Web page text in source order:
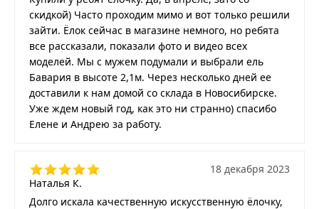
скидкой) Часто проходим мимо и вот только решили
зайти. Ёлок сейчас в магазине немного, но ребята
все рассказали, показали фото и видео всех
моделей. Мы с мужем подумали и выбрали ель
Бавария в высоте 2,1м. Через несколько дней ее
доставили к нам домой со склада в Новосибирске.
Уже ждем новый год, как это ни странно) спасибо
Елене и Андрею за работу.
Наталья К.
18 декабря 2023
Долго искала качественную искусственную ёлочку,